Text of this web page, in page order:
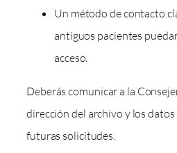
Un método de contacto
antiguos pacientes
acceso.
Deberás comunicar a la
dirección del archivo y los
futuras solicitudes.